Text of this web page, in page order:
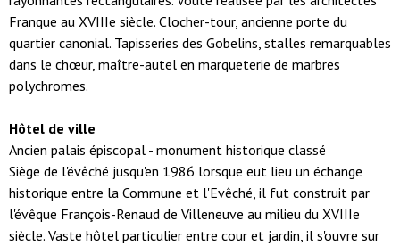
Franque au XVIIIe siècle. Clocher-tour, ancienne porte du
quartier canonial. Tapisseries des Gobelins, stalles remarquables
dans le chœur, maître-autel en marqueterie de marbres
polychromes.
Hôtel de ville
Ancien palais épiscopal - monument historique classé
Siège de l'évêché jusqu'en 1986 lorsque eut lieu un échange
historique entre la Commune et l'Evêché, il fut construit par
l'évêque François-Renaud de Villeneuve au milieu du XVIIIe
siècle. Vaste hôtel particulier entre cour et jardin, il s'ouvre sur